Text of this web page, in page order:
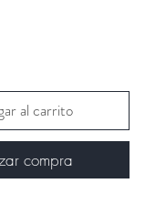
al carrito
compra